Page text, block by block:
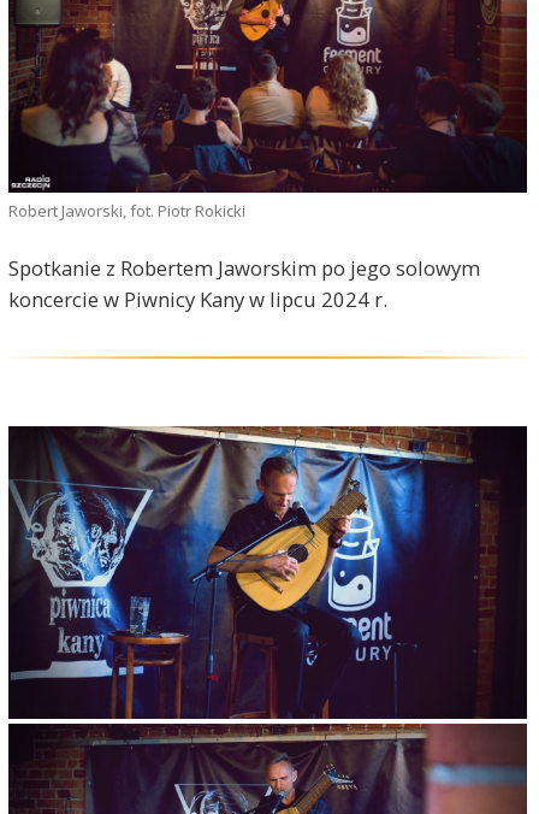
Robert Jaworski, fot. Piotr Rokicki
Spotkanie z Robertem Jaworskim po jego solowym
koncercie w Piwnicy Kany w lipcu 2024 r.